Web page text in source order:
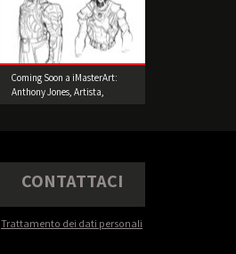
Coming Soon a iMasterArt:
Anthony Jones, Artista,
CONTATTACI
Trattamento dei dati personali